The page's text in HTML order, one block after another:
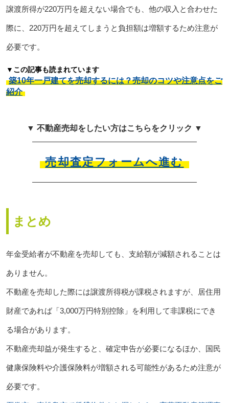
譲渡所得が220万円を超えない場合でも、他の収入と合わせた
際に、220万円を超えてしまうと負担額は増額するため注意が
必要です。
▼この記事も読まれています
築10年一戸建てを売却するには？売却のコツや注意点をご
紹介
▼ 不動産売却をしたい方はこちらをクリック ▼
売却査定フォームへ進む
まとめ
年金受給者が不動産を売却しても、支給額が減額されることは
ありません。
不動産を売却した際には譲渡所得税が課税されますが、居住用
財産であれば「3,000万円特別控除」を利用して非課税にでき
る場合があります。
不動産売却益が発生すると、確定申告が必要になるほか、国民
健康保険料や介護保険料が増額される可能性があるため注意が
必要です。